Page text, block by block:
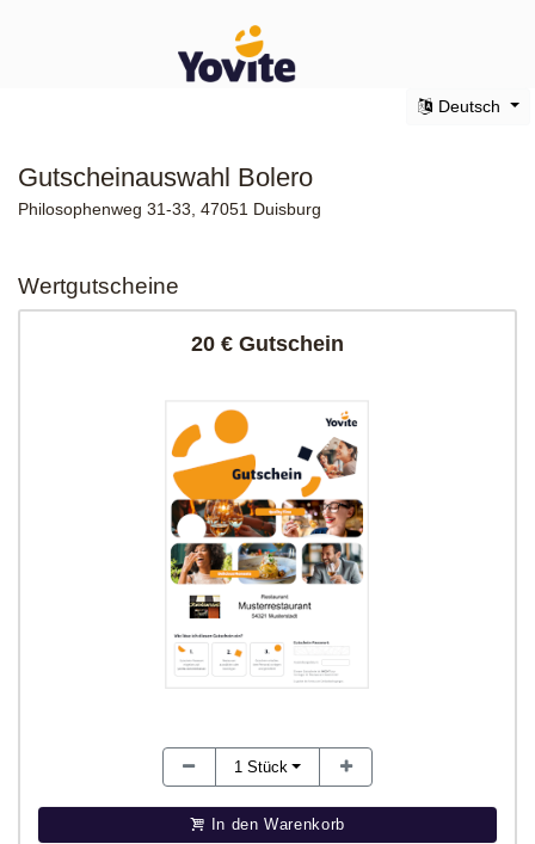
Deutsch
Gutscheinauswahl Bolero
Philosophenweg 31-33, 47051 Duisburg
Wertgutscheine
20 € Gutschein
1 Stück
In den Warenkorb